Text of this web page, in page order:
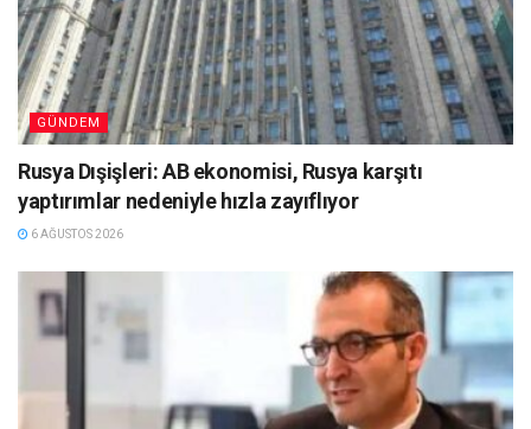
GÜNDEM
Rusya Dışişleri: AB ekonomisi, Rusya karşıtı
yaptırımlar nedeniyle hızla zayıflıyor
6 AĞUSTOS 2026